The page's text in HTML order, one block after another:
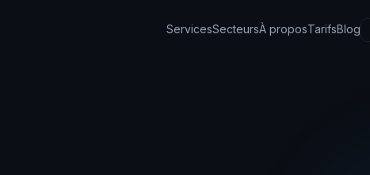
ServicesSecteursÀ proposTarifsBlog